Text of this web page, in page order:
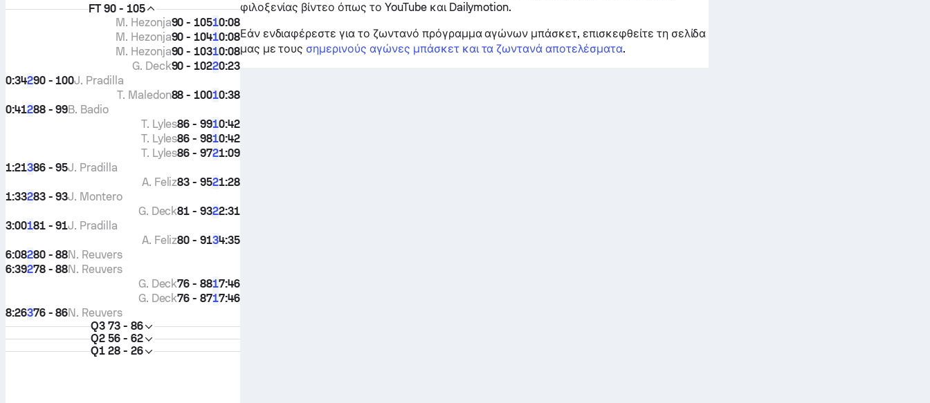
FT 90 - 105
0:08
1
90 - 105
M. Hezonja
0:08
1
90 - 104
M. Hezonja
0:08
1
90 - 103
M. Hezonja
0:23
2
90 - 102
G. Deck
0:34290 - 100J. Pradilla
0:38
1
88 - 100
T. Maledon
0:41288 - 99B. Badio
0:42
1
86 - 99
T. Lyles
0:42
1
86 - 98
T. Lyles
1:09
2
86 - 97
T. Lyles
1:21386 - 95J. Pradilla
1:28
2
83 - 95
A. Feliz
1:33283 - 93J. Montero
2:31
2
81 - 93
G. Deck
3:00181 - 91J. Pradilla
4:35
3
80 - 91
A. Feliz
6:08280 - 88N. Reuvers
6:39278 - 88N. Reuvers
7:46
1
76 - 88
G. Deck
7:46
1
76 - 87
G. Deck
8:26376 - 86N. Reuvers
Q3 73 - 86
Q2 56 - 62
Q1 28 - 26
φιλοξενίας βίντεο όπως το YouTube και Dailymotion.
Εάν ενδιαφέρεστε για το ζωντανό πρόγραμμα αγώνων μπάσκετ, επισκεφθείτε τη σελίδα
μας με τους σημερινούς αγώνες μπάσκετ και τα ζωντανά αποτελέσματα.